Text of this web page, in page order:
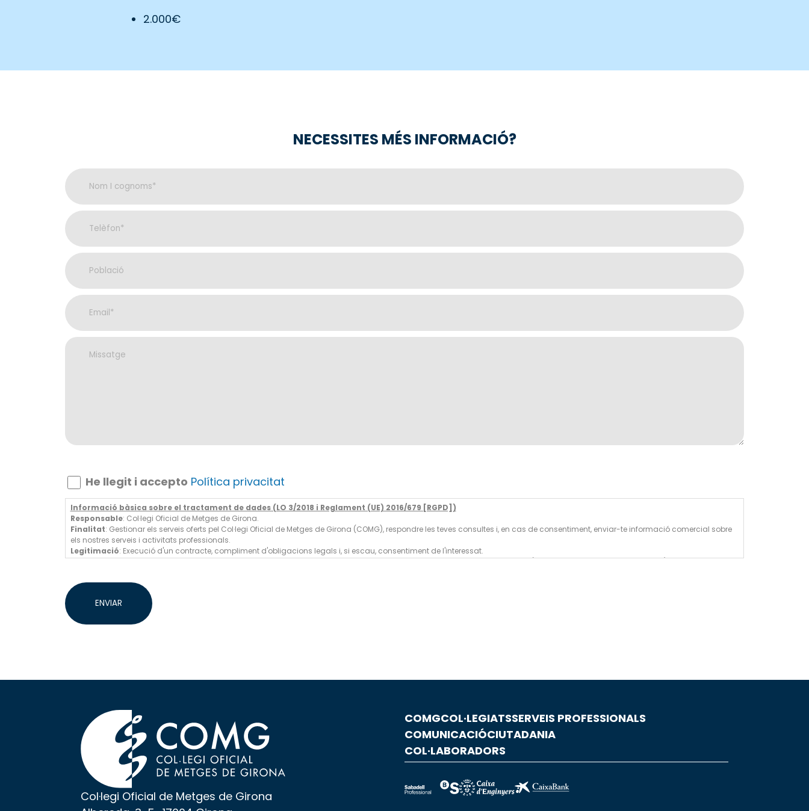
2.000€
NECESSITES MÉS INFORMACIÓ?
He llegit i accepto Política privacitat
Informació bàsica sobre el tractament de dades (LO 3/2018 i Reglament (UE) 2016/679 [RGPD])
Responsable: Col·legi Oficial de Metges de Girona.
Finalitat: Gestionar els serveis oferts pel Col·legi Oficial de Metges de Girona (COMG), respondre les teves consultes i, en cas de consentiment, enviar-te informació comercial sobre
els nostres serveis i activitats professionals.
Legitimació: Execució d'un contracte, compliment d'obligacions legals i, si escau, consentiment de l'interessat.
Destinatàries: Les teves dades no se cediran a tercers, excepte per obligació legal o si és necessari per a la gestió logística (per exemple, empreses de transport).
ENVIAR
Col·legi Oficial de Metges de Girona
COMGCOL·LEGIATSSERVEIS PROFESSIONALS
COMUNICACIÓCIUTADANIA
COL·LABORADORS